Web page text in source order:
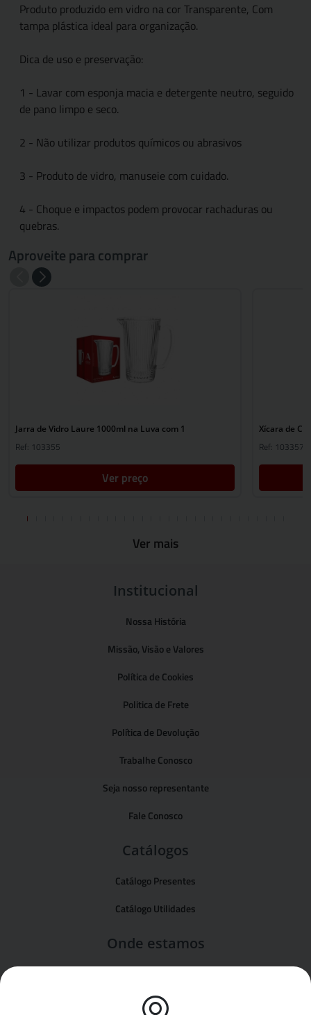
Produto produzido em vidro na cor Transparente, Com
tampa plástica ideal para organização.
Dica de uso e preservação:
1 - Lavar com esponja macia e detergente neutro, seguido
de pano limpo e seco.
2 - Não utilizar produtos químicos ou abrasivos
3 - Produto de vidro, manuseie com cuidado.
4 - Choque e impactos podem provocar rachaduras ou
quebras.
Aproveite para comprar
Jarra de Vidro Laure 1000ml na Luva com 1
Ref: 103355
Ver preço
Xícara de
Ref: 103357
Ver mais
Institucional
Nossa História
Missão, Visão e Valores
Política de Cookies
Politica de Frete
Política de Devolução
Trabalhe Conosco
Seja nosso representante
Fale Conosco
Catálogos
Catálogo Presentes
Catálogo Utilidades
Onde estamos
Formas de pagamento